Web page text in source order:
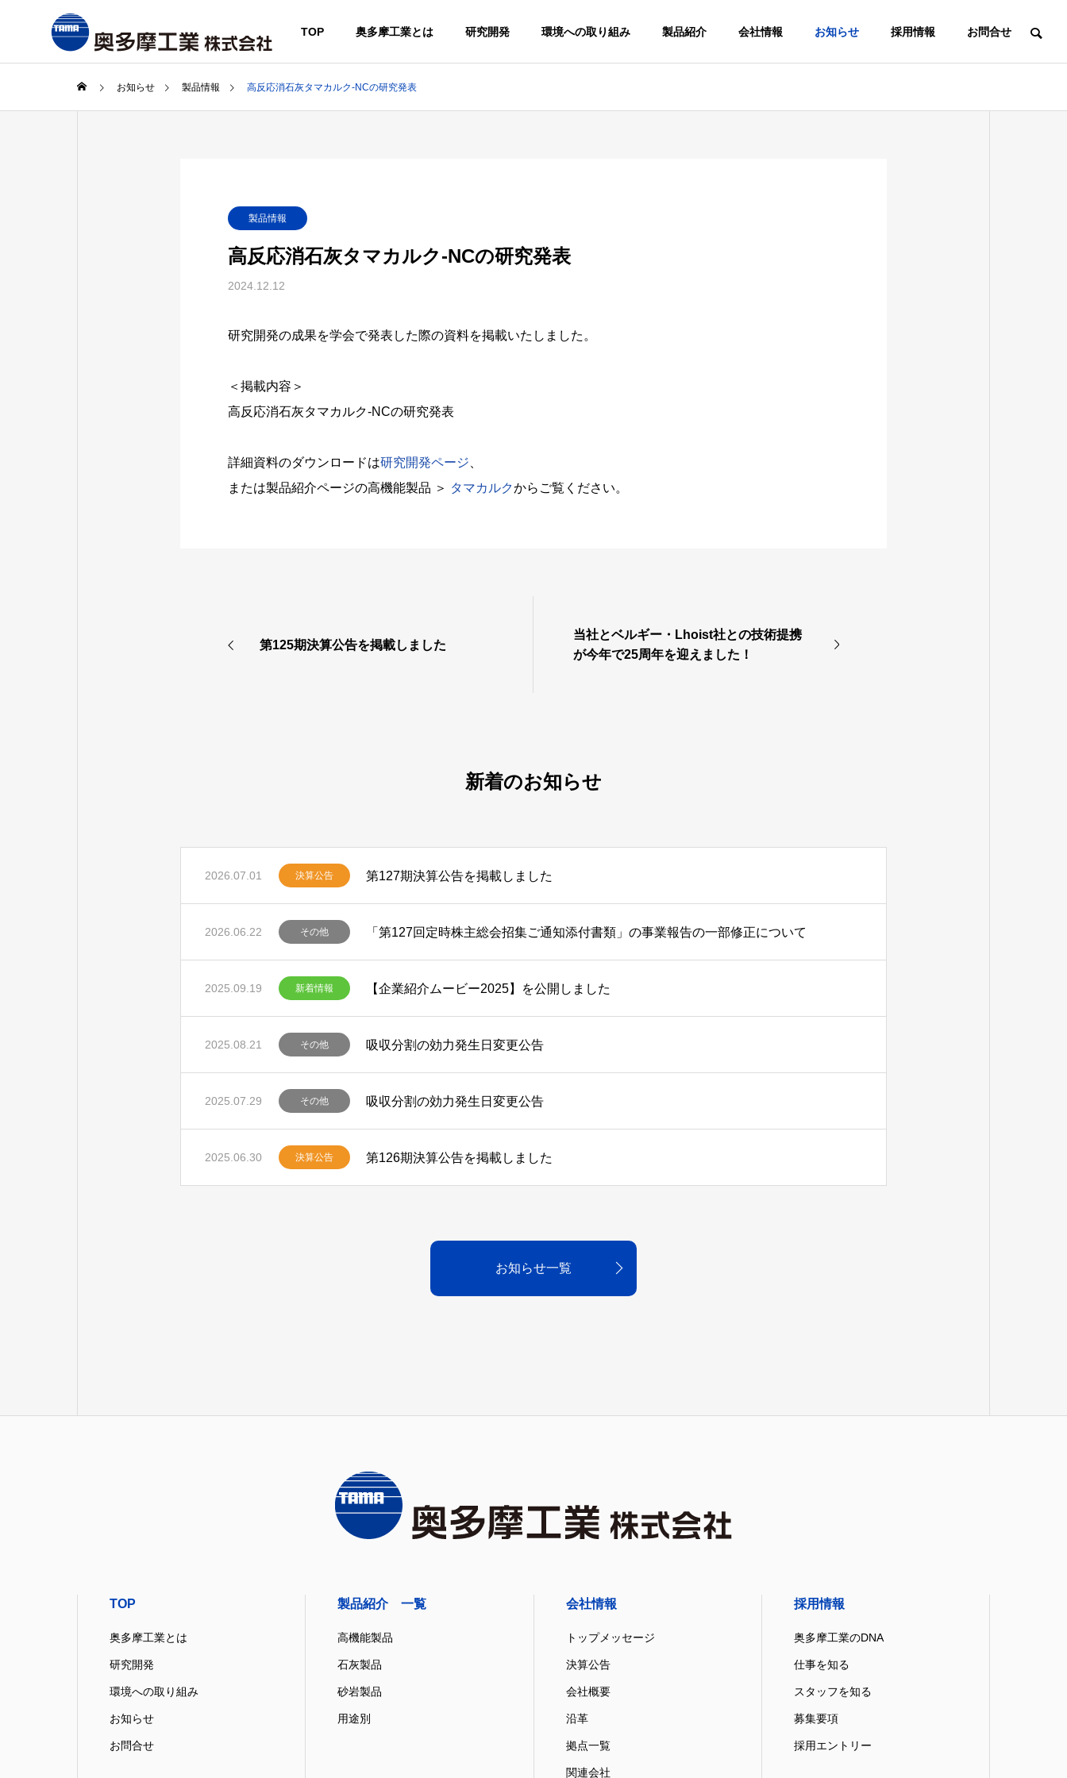
TOP 奥多摩工業とは 研究開発 環境への取り組み 製品紹介 会社情報 お知らせ 採用情報 お問合せ
お知らせ 製品情報 高反応消石灰タマカルク-NCの研究発表
製品情報
高反応消石灰タマカルク-NCの研究発表
2024.12.12
研究開発の成果を学会で発表した際の資料を掲載いたしました。
＜掲載内容＞
高反応消石灰タマカルク-NCの研究発表
詳細資料のダウンロードは研究開発ページ
または製品紹介ページの高機能製品 ＞ タマカルクからご覧ください。
第125期決算公告を掲載しました
当社とベルギー・Lhoist社との技術提携
が今年で25周年を迎えました！
新着のお知らせ
2026.07.01 決算公告 第127期決算公告を掲載しました
2026.06.22 その他 「第127回定時株主総会招集ご通知添付書類」の事業報告の一部修正について
2025.09.19 新着情報 【企業紹介ムービー2025】を公開しました
2025.08.21 その他 吸収分割の効力発生日変更公告
2025.07.29 その他 吸収分割の効力発生日変更公告
2025.06.30 決算公告 第126期決算公告を掲載しました
お知らせ一覧
TOP
奥多摩工業とは
研究開発
環境への取り組み
お知らせ
お問合せ
製品紹介 一覧
高機能製品
石灰製品
砂岩製品
用途別
会社情報
トップメッセージ
決算公告
会社概要
沿革
拠点一覧
関連会社
採用情報
奥多摩工業のDNA
仕事を知る
スタッフを知る
募集要項
採用エントリー